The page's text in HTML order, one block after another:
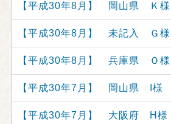
【平成30年8月】 岡山県 Ｋ様
【平成30年8月】 未記入 Ｇ様
【平成30年8月】 兵庫県 Ｏ様
【平成30年7月】 岡山県 I様
【平成30年7月】 大阪府 H様